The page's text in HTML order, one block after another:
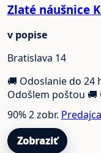
Zlaté náušnice
v popise
Bratislava 14
🚚 Odoslanie do 24
Odošlem poštou 🚚
90%2 zobr.
Zobraziť